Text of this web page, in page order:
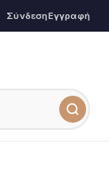
ΣύνδεσηΕγγραφή